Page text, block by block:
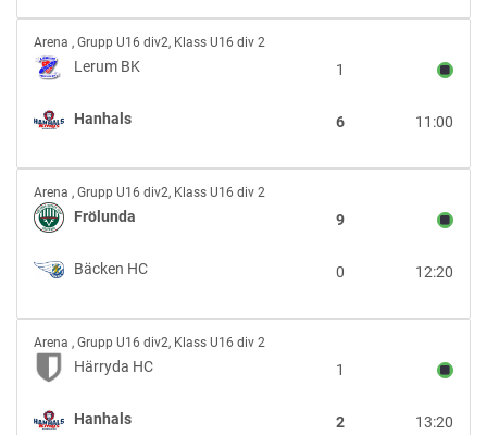
Lerum
BK
vs
Arena , Grupp U16 div2, Klass U16 div 2
Lerum BK 1
Hanhals 11:00
6
Frölunda
vs
Bäcken
Arena , Grupp U16 div2, Klass U16 div 2
Frölunda 9
Bäcken HC 12:20
0
Härryda
HC
vs
Arena , Grupp U16 div2, Klass U16 div 2
Härryda HC 1
Hanhals 13:20
2